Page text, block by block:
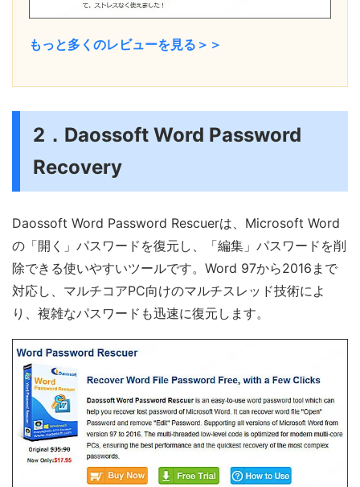
もっと多くのレビューを見る＞＞
2．Daossoft Word Password
Recovery
Daossoft Word Password Rescuerは、Microsoft Word
の「開く」パスワードを復元し、「編集」パスワードを削
除できる使いやすいツールです。Word 97から2016まで
対応し、マルチコアPC向けのマルチスレッド技術によ
り、複雑なパスワードも迅速に復元します。